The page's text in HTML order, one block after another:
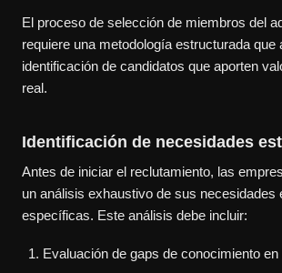
El proceso de selección de miembros del
requiere una metodología estructurada que
identificación de candidatos que aporten
real.
Identificación de necesidades
Antes de iniciar el reclutamiento, las
un análisis exhaustivo de sus necesidades
específicas. Este análisis debe incluir:
Evaluación de gaps de conocimiento